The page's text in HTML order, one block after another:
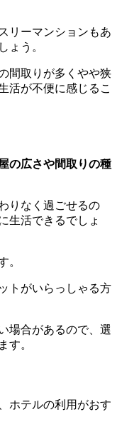
リーマンションもあ
ょう。
間取りが多くやや狭
活が不便に感じるこ
の広さや間取りの種
りなく過ごせるの
生活できるでしょ
。
トがいらっしゃる方
場合があるので、選
す。
ホテルの利用がおす